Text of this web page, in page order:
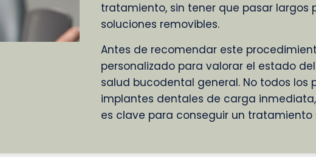
tratamiento, sin tener que pasar largos
soluciones removibles.
Antes de recomendar este
personalizado para valorar el estado
salud bucodental general. No todos los
implantes dentales de carga
es clave para conseguir un tratamiento